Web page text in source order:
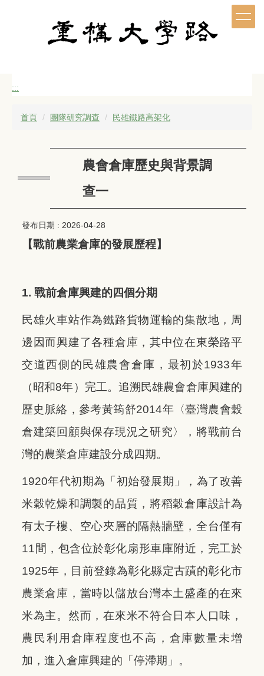
:::
首頁 團隊研究調查 民雄鐵路高架化
農會倉庫歷史與背景調
查一
發布日期 : 2026-04-28
【戰前農業倉庫的發展歷程】
1. 戰前倉庫興建的四個分期
民雄火車站作為鐵路貨物運輸的集散地，周
邊因而興建了各種倉庫，其中位在東榮路平
交道西側的民雄農會倉庫，最初於1933年
（昭和8年）完工。 追溯民雄農會倉庫興建的
歷史脈絡，參考黃筠舒2014年〈臺灣農會穀
倉建築回顧與保存現況之研究〉，將戰前台
灣的農業倉庫建設分成四期。
1920年代初期為「初始發展期」，為了改善
米穀乾燥和調製的品質，將稻穀倉庫設計為
有太子樓、空心夾層的隔熱牆壁，全台僅有
11間，包含位於彰化扇形車庫附近，完工於
1925年，目前登錄為彰化縣定古蹟的彰化市
農業倉庫，當時以儲放台灣本土盛產的在來
米為主。然而，在來米不符合日本人口味，
農民利用倉庫程度也不高，倉庫數量未增
加，進入倉庫興建的「停滯期」。